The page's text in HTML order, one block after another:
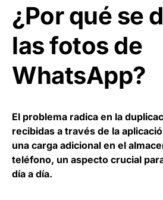
¿Por qué se
las fotos de
WhatsApp?
El problema radica en la
recibidas a través de la
una carga adicional en el
teléfono, un aspecto crucial
día a día.